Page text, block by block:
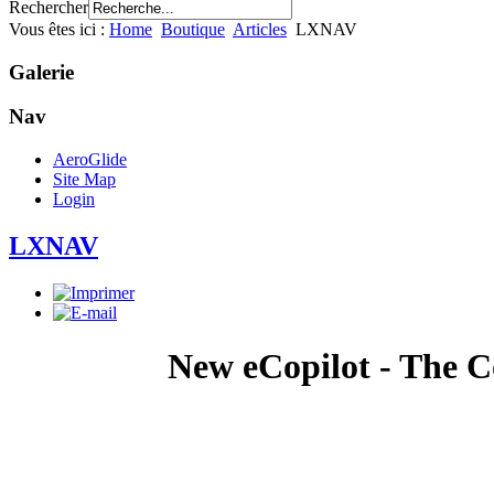
Rechercher
Vous êtes ici : Home Boutique Articles LXNAV
Galerie
Nav
AeroGlide
Site Map
Login
LXNAV
New eCopilot - The